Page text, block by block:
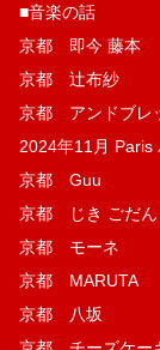
■音楽の話
京都 即今 藤本
京都 辻布紗
京都 アンドブレ
2024年11月 Paris
京都 Guu
京都 じき ごだん
京都 モーネ
京都 MARUTA
京都 八坂